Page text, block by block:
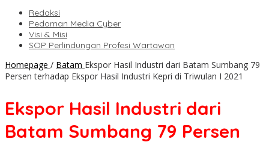
Redaksi
Pedoman Media Cyber
Visi & Misi
SOP Perlindungan Profesi Wartawan
Homepage / Batam Ekspor Hasil Industri dari Batam Sumbang 79
Persen terhadap Ekspor Hasil Industri Kepri di Triwulan I 2021
Ekspor Hasil Industri dari
Batam Sumbang 79 Persen